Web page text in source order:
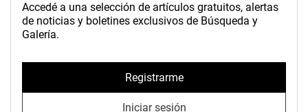
Accedé a una selección de artículos gratuitos, alertas
de noticias y boletines exclusivos de Búsqueda y
Galería.
Registrarme
Iniciar sesión